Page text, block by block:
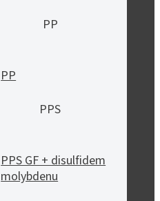
PP
PP
PPS
PPS GF + disulfidem
molybdenu